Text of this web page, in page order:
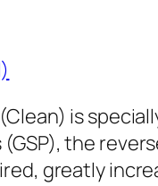
is
the
greatly